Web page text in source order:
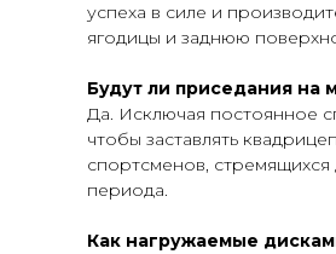
успеха в силе и
ягодицы и заднюю
Будут ли приседания на
Да. Исключая постоянное
чтобы заставлять
спортсменов,
периода.
Как нагружаемые